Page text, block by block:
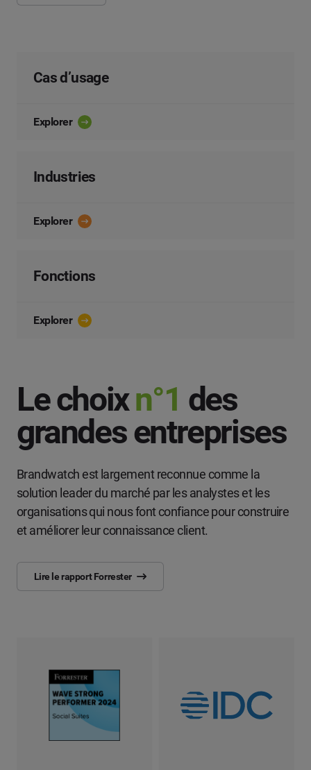
Cas d’usage
Explorer
Industries
Explorer
Fonctions
Explorer
Le choixn°1 des
grandes entreprises
Brandwatch est largement reconnue comme la
solution leader du marché par les analystes et les
organisations qui nous font confiance pour construire
et améliorer leur connaissance client.
Lire le rapport Forrester